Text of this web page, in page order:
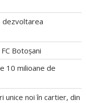
dezvoltarea
Botoșani
10 milioane de
unice noi în cartier, din